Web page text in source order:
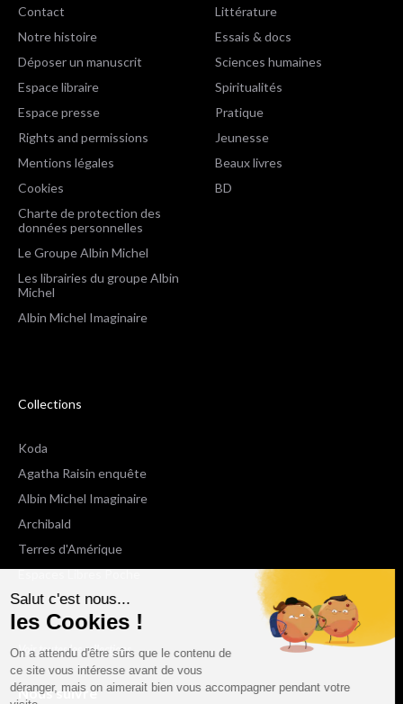
Salut c'est nous...
les Cookies !
On a attendu d'être sûrs que le contenu de
ce site vous intéresse avant de vous
déranger, mais on aimerait bien vous accompagner pendant votre
Contact
Notre histoire
Déposer un manuscrit
Espace libraire
Espace presse
Rights and permissions
Mentions légales
Cookies
Charte de protection des
données personnelles
Le Groupe Albin Michel
Les librairies du groupe Albin
Michel
Albin Michel Imaginaire
Littérature
Essais & docs
Sciences humaines
Spiritualités
Pratique
Jeunesse
Beaux livres
BD
Collections
Koda
Agatha Raisin enquête
Albin Michel Imaginaire
Archibald
Terres d'Amérique
Espaces Libres Poche
NOX
Wiz
Voir toutes les collections
Nous suivre